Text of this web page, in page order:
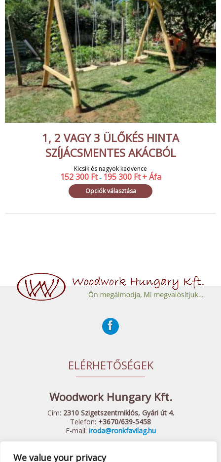
We value your privacy
1, 2 VAGY 3 ÜLŐKÉS HINTA
SZÍJÁCSMENTES AKÁCBÓL
Kicsik és nagyok kedvence
152 300 Ft – 195 300 Ft + Áfa
Opciók választása
ELÉRHETŐSÉGEK
Woodwork Hungary Kft.
Cím: 2310 Szigetszentmiklós, Gyári út 4.
Telefon: +3670/639-5458
E-mail: iroda@ronkfavilag.hu
© 2015 Woodwork Hungary Kft. - Minden Jog Fenntartva